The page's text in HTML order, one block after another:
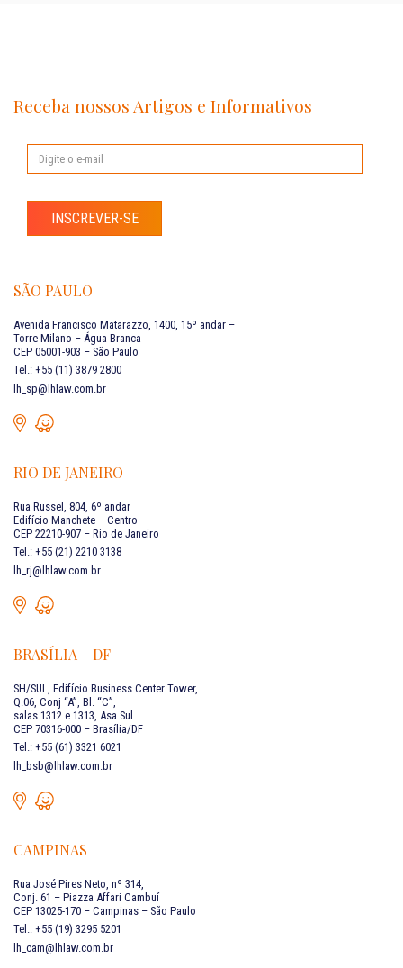
Receba nossos Artigos e Informativos
INSCREVER-SE
SÃO PAULO
Avenida Francisco Matarazzo, 1400, 15º andar –
Torre Milano – Água Branca
CEP 05001-903 – São Paulo
Tel.: +55 (11) 3879 2800
lh_sp@lhlaw.com.br
RIO DE JANEIRO
Rua Russel, 804, 6º andar
Edifício Manchete – Centro
CEP 22210-907 – Rio de Janeiro
Tel.: +55 (21) 2210 3138
lh_rj@lhlaw.com.br
BRASÍLIA – DF
SH/SUL, Edifício Business Center Tower,
Q.06, Conj “A”, Bl. “C”,
salas 1312 e 1313, Asa Sul
CEP 70316-000 – Brasília/DF
Tel.: +55 (61) 3321 6021
lh_bsb@lhlaw.com.br
CAMPINAS
Rua José Pires Neto, nº 314,
Conj. 61 – Piazza Affari Cambuí
CEP 13025-170 – Campinas – São Paulo
Tel.: +55 (19) 3295 5201
lh_cam@lhlaw.com.br